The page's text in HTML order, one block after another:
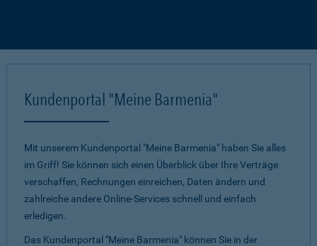
Kundenportal "Meine Barmenia"
Mit unserem Kundenportal "Meine Barmenia" haben Sie alles
im Griff! Sie können sich einen Überblick über Ihre Verträge
verschaffen, Rechnungen einreichen, Daten ändern und
zahlreiche andere Online-Services schnell und einfach
erledigen.
Das Kundenportal "Meine Barmenia" können Sie in der